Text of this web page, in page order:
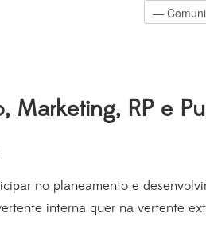
Marketing, RP e
no planeamento e
interna quer na vertente